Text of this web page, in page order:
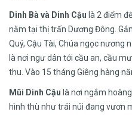
Dinh Bà và Dinh Cậu là 2 điểm
nằm tại thị trấn Dương Đông.
Quý, Cậu Tài, Chúa ngọc nương
là nơi ngư dân tới cầu an, cầu
thu. Vào 15 tháng Giêng hàng
Mũi Dinh Cậu là nơi ngắm
hình thù như trái núi đang vươn